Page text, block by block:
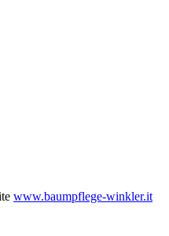
www.baumpflege-winkler.it